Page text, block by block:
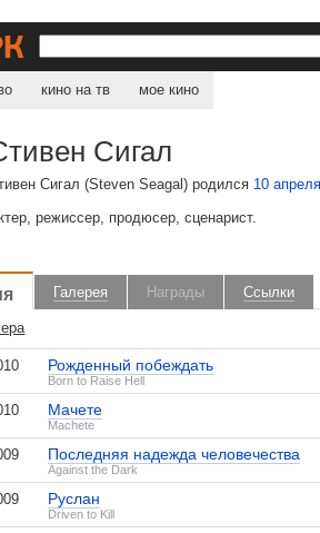
кино на тв мое кино
Сигал
Сигал (Steven Seagal) родился 10
режиссер, продюсер, сценарист.
Галерея Награды Ссылки
Рожденный побеждать
Born to Raise Hell
Мачете
Machete
Последняя надежда человечества
Against the Dark
Руслан
Driven to Kill